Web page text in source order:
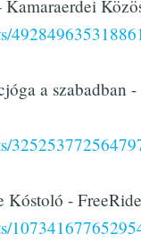
a szabadban
Kóstoló -